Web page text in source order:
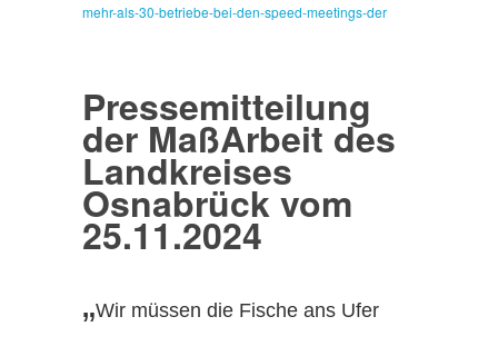
mehr-als-30-betriebe-bei-den-speed-meetings-der
Pressemitteilung
der MaßArbeit des
Landkreises
Osnabrück vom
25.11.2024
„Wir müssen die Fische ans Ufer